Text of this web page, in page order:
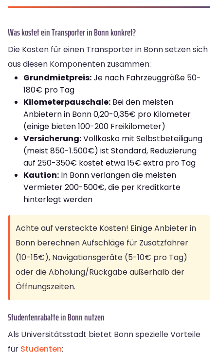
Was kostet ein Transporter in Bonn konkret?
Die Kosten für einen Transporter in Bonn setzen sich
aus diesen Komponenten zusammen:
Grundmietpreis:Je nach Fahrzeuggröße 50-
180€ pro Tag
Kilometerpauschale: Bei den meisten
Anbietern in Bonn 0,20-0,35€ pro Kilometer
(einige bieten 100-200 Freikilometer)
Versicherung:Vollkasko mit Selbstbeteiligung
(meist 850-1.500€) ist Standard, Reduzierung
auf 250-350€ kostet etwa 15€ extra pro Tag
Kaution: In Bonn verlangen die meisten
Vermieter 200-500€, die per Kreditkarte
hinterlegt werden
Achte auf versteckte Kosten! Einige Anbieter in
Bonn berechnen Aufschläge für Zusatzfahrer
(10-15€), Navigationsgeräte (5-10€ pro Tag)
oder die Abholung/Rückgabe außerhalb der
Öffnungszeiten.
Studentenrabatte in Bonn nutzen
Als Universitätsstadt bietet Bonn spezielle Vorteile
für Studenten: